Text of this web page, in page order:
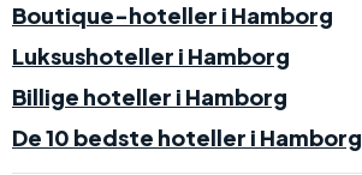
Boutique-hoteller i Hamborg
Luksushoteller i Hamborg
Billige hoteller i Hamborg
De 10 bedste hoteller i Hamborg